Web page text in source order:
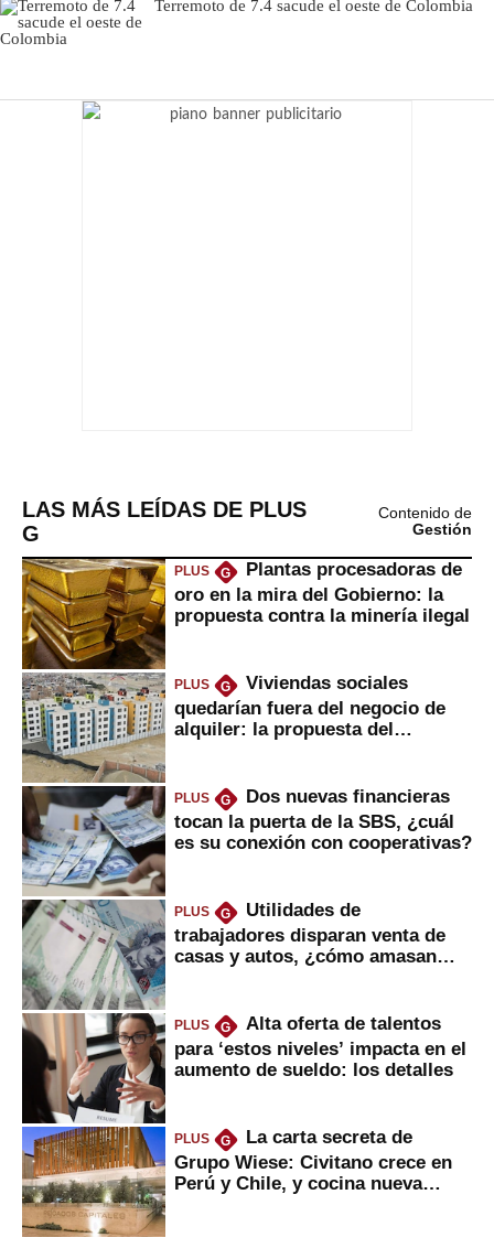
Terremoto de 7.4 sacude el oeste de Colombia
LAS MÁS LEÍDAS DE PLUS
G
Contenido de
Gestión
PLUS G
Plantas procesadoras de
oro en la mira del Gobierno: la
propuesta contra la minería ilegal
PLUS G
Viviendas sociales
quedarían fuera del negocio de
alquiler: la propuesta del
PLUS G
Dos nuevas financieras
tocan la puerta de la SBS, ¿cuál
es su conexión con cooperativas?
PLUS G
Utilidades de
trabajadores disparan venta de
casas y autos, ¿cómo amasan
PLUS G
Alta oferta de talentos
para ‘estos niveles’ impacta en el
aumento de sueldo: los detalles
PLUS G
La carta secreta de
Grupo Wiese: Civitano crece en
Perú y Chile, y cocina nueva